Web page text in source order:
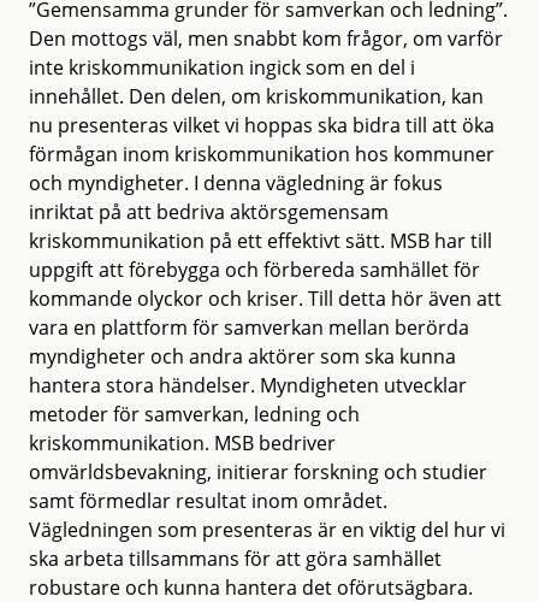
”Gemensamma grunder för samverkan och ledning”.
Den mottogs väl, men snabbt kom frågor, om varför
inte kriskommunikation ingick som en del i
innehållet. Den delen, om kriskommunikation, kan
nu presenteras vilket vi hoppas ska bidra till att öka
förmågan inom kriskommunikation hos kommuner
och myndigheter. I denna vägledning är fokus
inriktat på att bedriva aktörsgemensam
kriskommunikation på ett effektivt sätt. MSB har till
uppgift att förebygga och förbereda samhället för
kommande olyckor och kriser. Till detta hör även att
vara en plattform för samverkan mellan berörda
myndigheter och andra aktörer som ska kunna
hantera stora händelser. Myndigheten utvecklar
metoder för samverkan, ledning och
kriskommunikation. MSB bedriver
omvärldsbevakning, initierar forskning och studier
samt förmedlar resultat inom området.
Vägledningen som presenteras är en viktig del hur vi
ska arbeta tillsammans för att göra samhället
robustare och kunna hantera det oförutsägbara.